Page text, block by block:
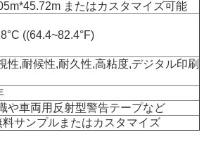
またはカスタマイズ可能
((64.4~82.4°F)
性,耐候性,耐久性,高粘度,デジタル印刷
や車両用反射型警告テープなど
料サンプルまたはカスタマイズ